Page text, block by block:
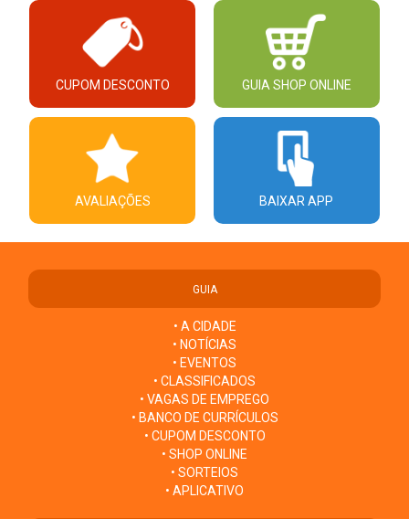
CUPOM DESCONTO GUIA SHOP ONLINE
AVALIAÇÕES BAIXAR APP
GUIA
• A CIDADE
• NOTÍCIAS
• EVENTOS
• CLASSIFICADOS
• VAGAS DE EMPREGO
• BANCO DE CURRÍCULOS
• CUPOM DESCONTO
• SHOP ONLINE
• SORTEIOS
• APLICATIVO